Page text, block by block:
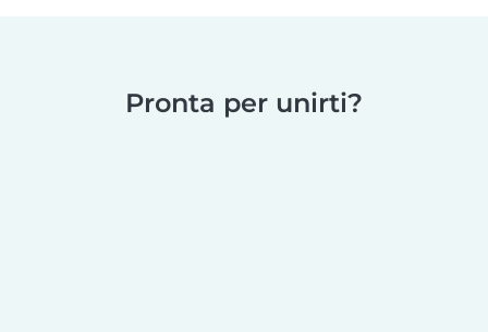
Pronta per unirti?